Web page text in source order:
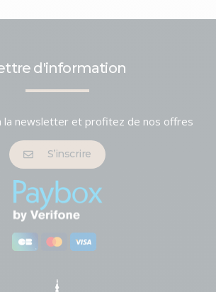
d'information
la newsletter et profitez de nos offres
S’inscrire